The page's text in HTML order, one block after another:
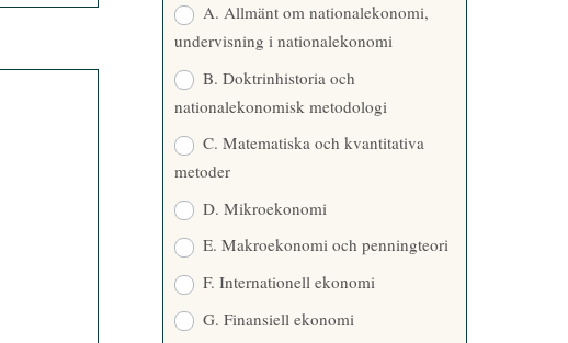
A. Allmänt om nationalekonomi,
undervisning i nationalekonomi
B. Doktrinhistoria och
nationalekonomisk metodologi
C. Matematiska och kvantitativa
metoder
D. Mikroekonomi
E. Makroekonomi och penningteori
F. Internationell ekonomi
G. Finansiell ekonomi